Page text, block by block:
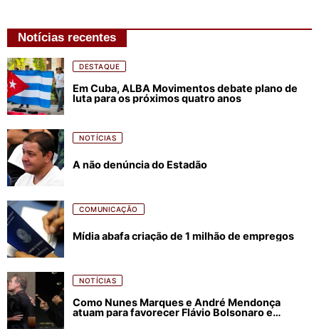
Notícias recentes
DESTAQUE
Em Cuba, ALBA Movimentos debate plano de
luta para os próximos quatro anos
NOTÍCIAS
A não denúncia do Estadão
COMUNICAÇÃO
Mídia abafa criação de 1 milhão de empregos
NOTÍCIAS
Como Nunes Marques e André Mendonça
atuam para favorecer Flávio Bolsonaro e